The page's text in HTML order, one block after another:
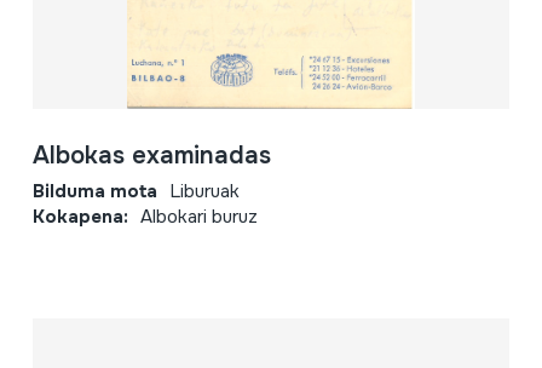
Albokas examinadas
Bilduma mota Liburuak
Kokapena: Albokari buruz